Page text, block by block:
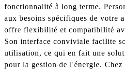
fonctionnalité à long terme.
aux besoins spécifiques de votre
offre flexibilité et compatibilité
Son interface conviviale facilite
utilisation, ce qui en fait une
pour la gestion de l'énergie.